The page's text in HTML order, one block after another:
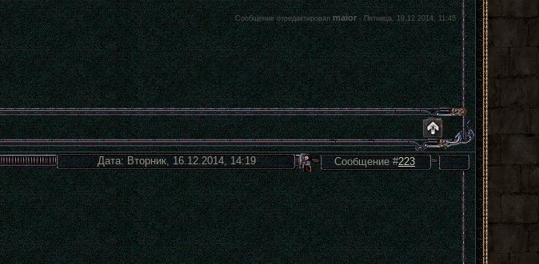
Сообщение отредактировал maior-Пятница, 19.12.2014, 11:45
Дата: Вторник, 16.12.2014, 14:19 Сообщение #223